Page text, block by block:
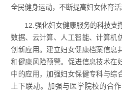
全民健身运动，不断提高妇女体育活
12.强化妇女健康服务的科技支撑
数据、云计算、人工智能、计算机
创新应用。建立妇女健康档案信息
和健康风险预警。促进信息技术在
中的应用，加强妇女保健专科与综
上下联动。加强与医学院校的合